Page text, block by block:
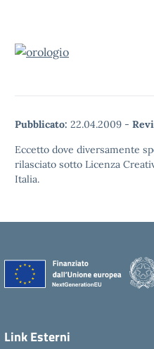
Pubblicato: 22.04.2009 -
Eccetto dove diversamente
rilasciato sotto Licenza
Italia.
Link Esterni